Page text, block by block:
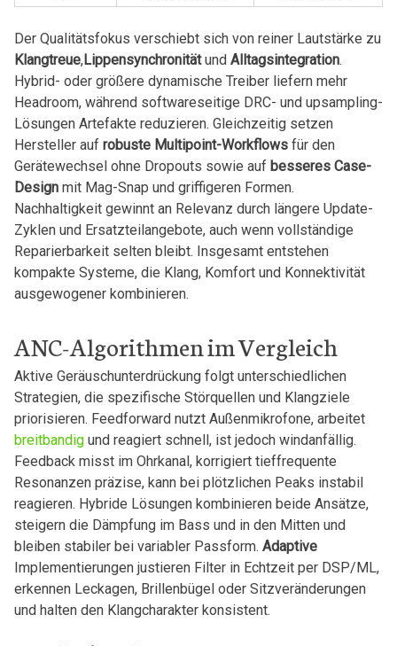
Der Qualitätsfokus verschiebt sich⁣ von reiner Lautstärke zu⁣
Klangtreue,Lippensynchronitätund Alltagsintegration.
Hybrid-⁣ oder größere⁢ dynamische ⁢Treiber ​liefern mehr ​
Headroom, während softwareseitige DRC- und upsampling-
Lösungen ⁣Artefakte⁢ reduzieren. Gleichzeitig setzen
Hersteller⁤ auf robuste⁣ Multipoint-Workflowsfür den
Gerätewechsel​ ohne Dropouts sowie auf besseres Case-
Designmit Mag-Snap und griffigeren ⁢Formen.
Nachhaltigkeit‌ gewinnt an Relevanz durch längere Update-
Zyklen ⁣und‌ Ersatzteilangebote, auch wenn vollständige
Reparierbarkeit⁤ selten bleibt. Insgesamt‌ entstehen
kompakte​ Systeme, die Klang, Komfort und Konnektivität
ausgewogener ⁤kombinieren.
ANC-Algorithmen im⁢ Vergleich
Aktive Geräuschunterdrückung⁤ folgt unterschiedlichen
⁣Strategien, die spezifische Störquellen und ⁤Klangziele
priorisieren. Feedforward ‌nutzt Außenmikrofone, arbeitet‍
breitbandig‍ und reagiert schnell, ist‍ jedoch ‌windanfällig.
Feedback⁤ misst im Ohrkanal, ⁢korrigiert tieffrequente
Resonanzen präzise, kann bei plötzlichen Peaks ‌instabil‍
reagieren. ⁢Hybride ‌Lösungen kombinieren beide⁢ Ansätze,
steigern‍ die Dämpfung⁣ im Bass und ⁢in den Mitten und
bleiben ⁤stabiler bei variabler Passform. Adaptive
Implementierungen justieren Filter in Echtzeit per ‌DSP/ML,
erkennen Leckagen, Brillenbügel oder Sitzveränderungen
und halten den Klangcharakter konsistent.